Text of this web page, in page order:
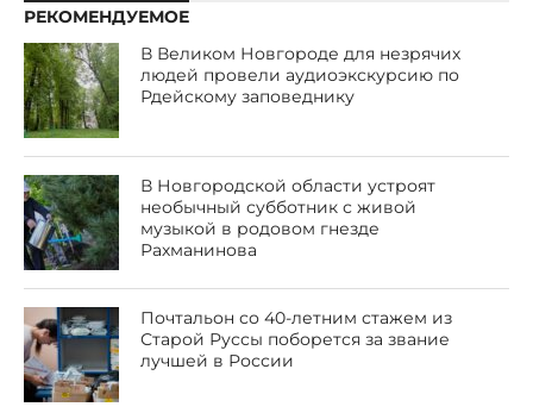
РЕКОМЕНДУЕМОЕ
В Великом Новгороде для незрячих
людей провели аудиоэкскурсию по
Рдейскому заповеднику
В Новгородской области устроят
необычный субботник с живой
музыкой в родовом гнезде
Рахманинова
Почтальон со 40-летним стажем из
Старой Руссы поборется за звание
лучшей в России